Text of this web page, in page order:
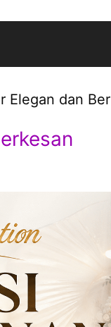
Elegan dan